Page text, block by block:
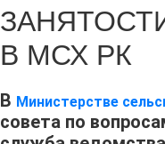
В МСХ РК
В Министерстве
совета по